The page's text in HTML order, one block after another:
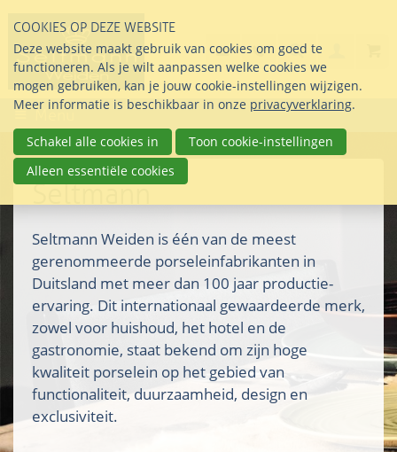
links
over
Direct
naar
inhoud
Direct
naar
het
info@seltmann-
Stel uw vraag
085 76 07 000
Search
Menu
Seltmann
Seltmann Weiden is één van de meest
gerenommeerde porseleinfabrikanten in
Duitsland met meer dan 100 jaar productie-
ervaring. Dit internationaal gewaardeerde merk,
zowel voor huishoud, het hotel en de
gastronomie, staat bekend om zijn hoge
kwaliteit porselein op het gebied van
functionaliteit, duurzaamheid, design en
exclusiviteit.
COOKIES OP DEZE WEBSITE
Deze website maakt gebruik van cookies om goed te
functioneren. Als je wilt aanpassen welke cookies we
mogen gebruiken, kan je jouw cookie-instellingen wijzigen.
Meer informatie is beschikbaar in onze privacyverklaring.
Schakel alle cookies in
Toon cookie-instellingen
Alleen essentiële cookies